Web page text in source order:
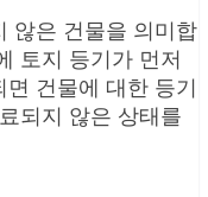
않은 건물을 의미합
토지 등기가 먼저
건물에 대한 등기
되지 않은 상태를